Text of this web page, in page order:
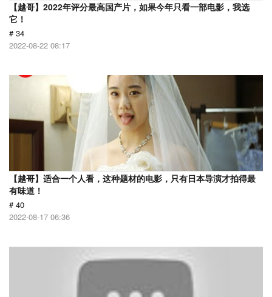
【越哥】2022年评分最高国产片，如果今年只看一部电影，我选
它！
# 34
2022-08-22 08:17
【越哥】适合一个人看，这种题材的电影，只有日本导演才拍得最
有味道！
# 40
2022-08-17 06:36